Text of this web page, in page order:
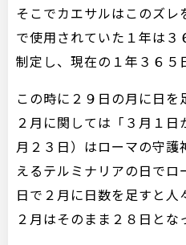
そこでカエサルはこのズレ
で使用されていた１年は３
制定し、現在の１年３６５
この時に２９日の月に日を
２月に関しては「３月１日
月２３日）はローマの守護
えるテルミナリアの日でロ
日で２月に日数を足すと
２月はそのまま２８日とな